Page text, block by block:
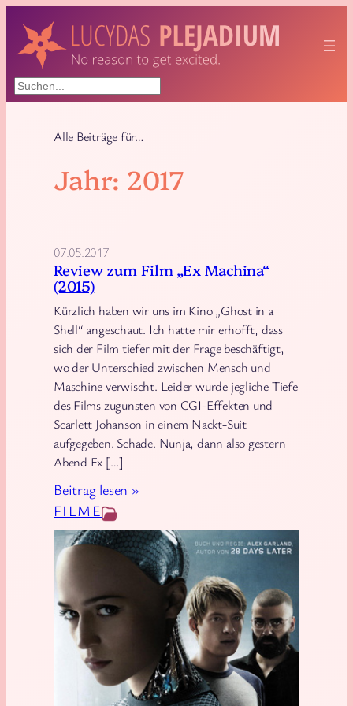
Inhalt
springen
Suchen
Alle Beiträge für…
Jahr: 2017
FILME
07.05.2017
Review zum Film „Ex Machina“
(2015)
Kürzlich haben wir uns im Kino „Ghost in a
Shell“ angeschaut. Ich hatte mir erhofft, dass
sich der Film tiefer mit der Frage beschäftigt,
wo der Unterschied zwischen Mensch und
Maschine verwischt. Leider wurde jegliche Tiefe
des Films zugunsten von CGI-Effekten und
Scarlett Johanson in einem Nackt-Suit
aufgegeben. Schade. Nunja, dann also gestern
Abend Ex […]
Beitrag lesen »:
e
v
i
m
F